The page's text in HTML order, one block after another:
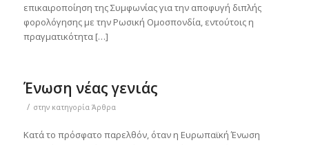
επικαιροποίηση της Συμφωνίας για την αποφυγή διπλής
φορολόγησης με την Ρωσική Ομοσπονδία, εντούτοις η
πραγματικότητα […]
Ένωση νέας γενιάς
/ στην κατηγορία Άρθρα
Κατά το πρόσφατο παρελθόν, όταν η Ευρωπαϊκή Ένωση